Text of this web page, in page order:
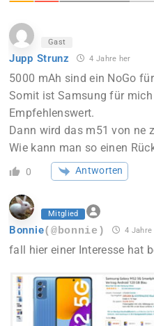
Gast
Jupp Strunz 4 Jahre her
5000 mAh sind ein NoGo
Somit ist Samsung für
Empfehlenswert.
Dann wird das m51 von ne
Wie kann man so einen
0 Antworten
Mitglied
Bonnie(@bonnie) 4 Jahre
fall hier einer Interesse hat